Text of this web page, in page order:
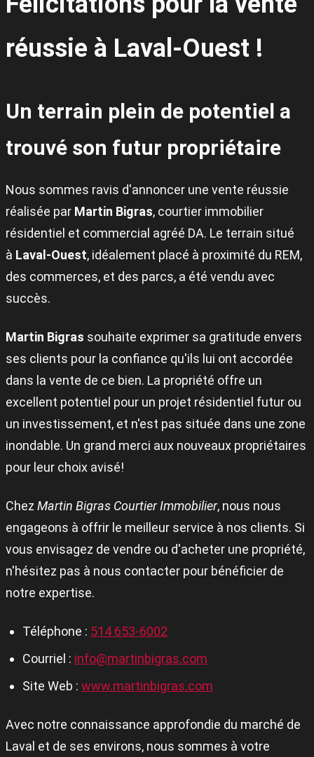
réussie à Laval-Ouest !
Un terrain plein de potentiel a
trouvé son futur propriétaire
Nous sommes ravis d'annoncer une vente réussie
réalisée par Martin Bigras, courtier immobilier
résidentiel et commercial agréé DA. Le terrain situé
à Laval-Ouest, idéalement placé à proximité du REM,
des commerces, et des parcs, a été vendu avec
succès.
Martin Bigras souhaite exprimer sa gratitude envers
ses clients pour la confiance qu'ils lui ont accordée
dans la vente de ce bien. La propriété offre un
excellent potentiel pour un projet résidentiel futur ou
un investissement, et n'est pas située dans une zone
inondable. Un grand merci aux nouveaux propriétaires
pour leur choix avisé!
Chez Martin Bigras Courtier Immobilier, nous nous
engageons à offrir le meilleur service à nos clients. Si
vous envisagez de vendre ou d'acheter une propriété,
n'hésitez pas à nous contacter pour bénéficier de
notre expertise.
Téléphone : 514 653-6002
Courriel : info@martinbigras.com
Site Web : www.martinbigras.com
Avec notre connaissance approfondie du marché de
Laval et de ses environs, nous sommes à votre